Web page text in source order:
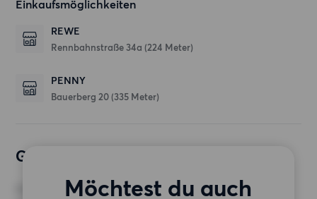
Einkaufsmöglichkeiten
REWE
Rennbahnstraße 34a (224 Meter)
PENNY
Bauerberg 20 (335 Meter)
Gewünschte Wohnung
Möchtest du auch